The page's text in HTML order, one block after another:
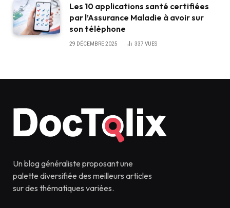
Les 10 applications santé certifiées
par l’Assurance Maladie à avoir sur
son téléphone
29 DÉCEMBRE 2025 337 VUES
Un blog généraliste proposant une
palette diversifiée des meilleurs articles
sur des thématiques variées.